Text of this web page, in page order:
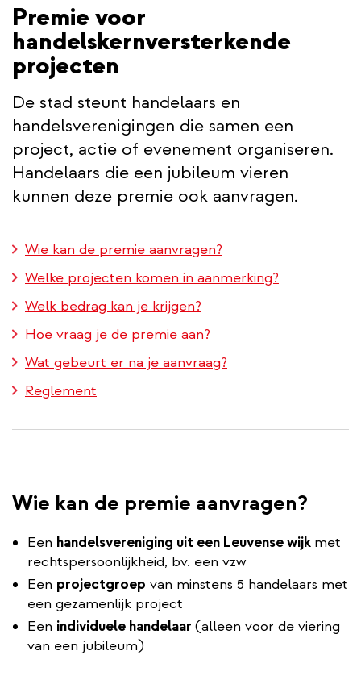
Premie voor
handelskernversterkende
projecten
De stad steunt handelaars en
handelsverenigingen die samen een
project, actie of evenement organiseren.
Handelaars die een jubileum vieren
kunnen deze premie ook aanvragen.
Wie kan de premie aanvragen?
Welke projecten komen in aanmerking?
Welk bedrag kan je krijgen?
Hoe vraag je de premie aan?
Wat gebeurt er na je aanvraag?
Reglement
Wie kan de premie aanvragen?
Een handelsvereniging uit een Leuvense wijk met
rechtspersoonlijkheid, bv. een vzw
Een projectgroep van minstens 5 handelaars met
een gezamenlijk project
Een individuele handelaar (alleen voor de viering
van een jubileum)